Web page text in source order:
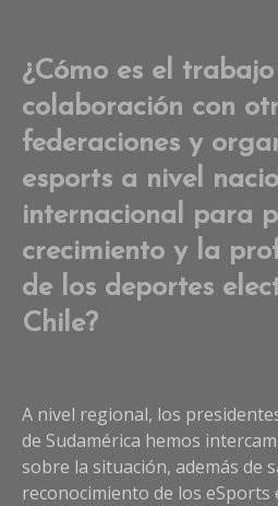
¿Cómo es el
colaboración con
federaciones y
esports a nivel
internacional para
crecimiento y la
de los deportes
Chile?
A nivel regional, los
de Sudamérica hemos
sobre la situación, además de
reconocimiento de los eSports